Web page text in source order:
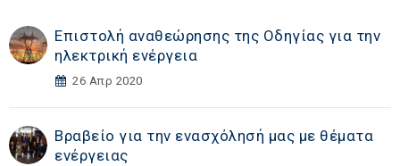
Επιστολή αναθεώρησης της Οδηγίας για την
ηλεκτρική ενέργεια
26 Απρ 2020
Βραβείο για την ενασχόλησή μας με θέματα
ενέργειας